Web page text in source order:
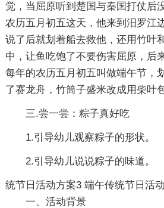
觉，当屈原听到楚国与秦国打仗后
农历五月初五这天，他来到汨罗江
说了后就划着船去救他，还用竹叶
中，让鱼吃饱了不要伤害屈原，后
每年的农历五月初五叫做端午节，
了赛龙舟，竹筒子盛米改成用柴叶
三.尝一尝：粽子真好吃
1.引导幼儿观察粽子的形状。
2.引导幼儿说说粽子的味道。
统节日活动方案3
一、活动背景
端午传统节日活